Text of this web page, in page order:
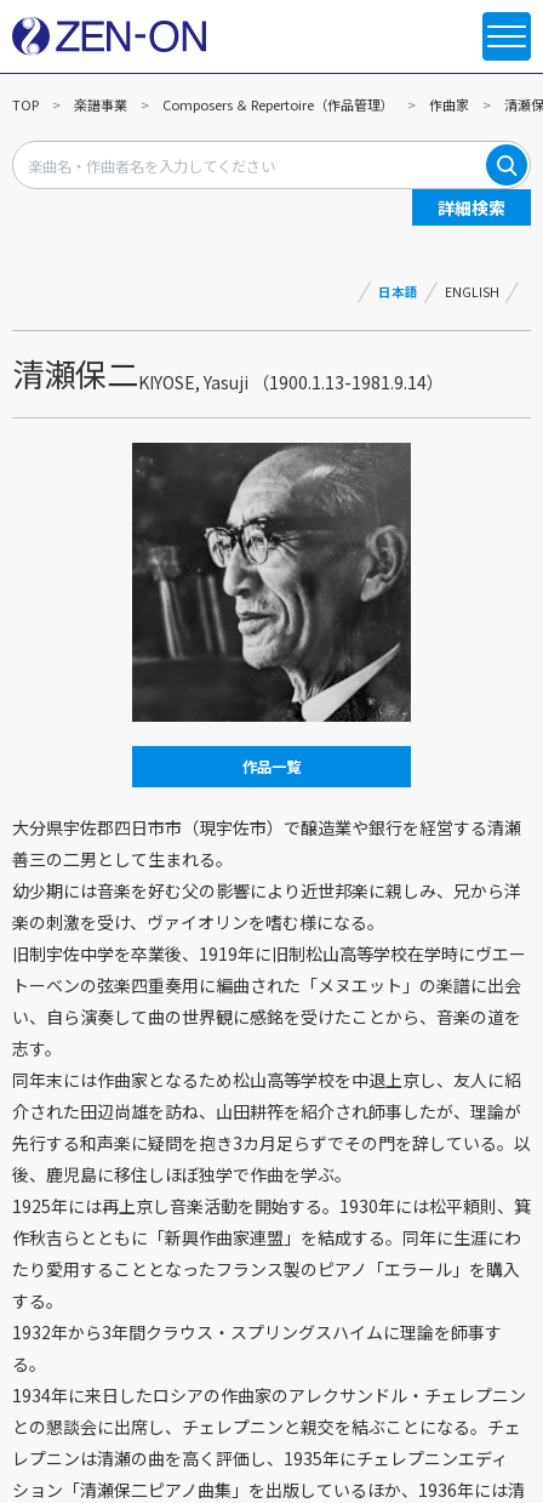
TOP 楽譜事業 Composers ＆ Repertoire（作品管理） 作曲家 清瀬
詳細検索
日本語 ENGLISH
清瀬保二KIYOSE, Yasuji （1900.1.13-1981.9.14）
作品一覧
大分県宇佐郡四日市市（現宇佐市）で醸造業や銀行を経営する清瀬
善三の二男として生まれる。
幼少期には音楽を好む父の影響により近世邦楽に親しみ、兄から洋
楽の刺激を受け、ヴァイオリンを嗜む様になる。
旧制宇佐中学を卒業後、1919年に旧制松山高等学校在学時にヴエー
トーベンの弦楽四重奏用に編曲された「メヌエット」の楽譜に出会
い、自ら演奏して曲の世界観に感銘を受けたことから、音楽の道を
志す。
同年末には作曲家となるため松山高等学校を中退上京し、友人に紹
介された田辺尚雄を訪ね、山田耕筰を紹介され師事したが、理論が
先行する和声楽に疑問を抱き3カ月足らずでその門を辞している。以
後、鹿児島に移住しほぼ独学で作曲を学ぶ。
1925年には再上京し音楽活動を開始する。1930年には松平頼則、箕
作秋吉らとともに「新興作曲家連盟」を結成する。同年に生涯にわ
たり愛用することとなったフランス製のピアノ「エラール」を購入
する。
1932年から3年間クラウス・スプリングスハイムに理論を師事す
る。
1934年に来日したロシアの作曲家のアレクサンドル・チェレプニン
との懇談会に出席し、チェレプニンと親交を結ぶことになる。チェ
レプニンは清瀬の曲を高く評価し、1935年にチェレプニンエディ
ション「清瀬保二ピアノ曲集」を出版しているほか、1936年には清